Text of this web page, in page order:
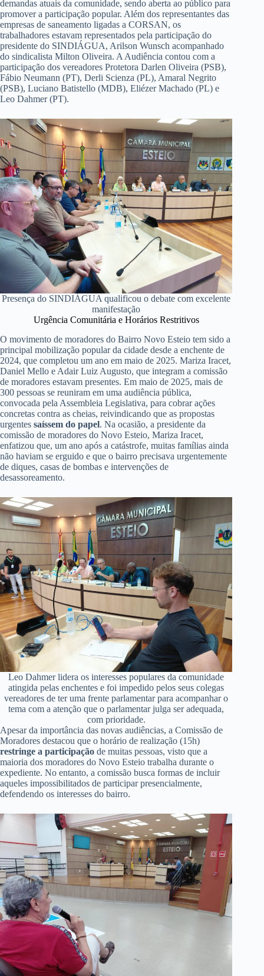
demandas atuais da comunidade, sendo aberta ao público para
promover a participação popular. Além dos representantes das
empresas de saneamento ligadas a CORSAN, os
trabalhadores estavam representados pela participação do
presidente do SINDIÁGUA, Arilson Wunsch acompanhado
do sindicalista Milton Oliveira. A Audiência contou com a
participação dos vereadores Protetora Darlen Oliveira (PSB),
Fábio Neumann (PT), Derli Scienza (PL), Amaral Negrito
(PSB), Luciano Batistello (MDB), Eliézer Machado (PL) e
Leo Dahmer (PT).
Presença do SINDIÁGUA qualificou o debate com excelente
manifestação
Urgência Comunitária e Horários Restritivos
O movimento de moradores do Bairro Novo Esteio tem sido a
principal mobilização popular da cidade desde a enchente de
2024, que completou um ano em maio de 2025. Mariza Iracet,
Daniel Mello e Adair Luiz Augusto, que integram a comissão
de moradores estavam presentes. Em maio de 2025, mais de
300 pessoas se reuniram em uma audiência pública,
convocada pela Assembleia Legislativa, para cobrar ações
concretas contra as cheias, reivindicando que as propostas
urgentes saíssem do papel. Na ocasião, a presidente da
comissão de moradores do Novo Esteio, Mariza Iracet,
enfatizou que, um ano após a catástrofe, muitas famílias ainda
não haviam se erguido e que o bairro precisava urgentemente
de diques, casas de bombas e intervenções de
desassoreamento.
Leo Dahmer lidera os interesses populares da comunidade
atingida pelas enchentes e foi impedido pelos seus colegas
vereadores de ter uma frente parlamentar para acompanhar o
tema com a atenção que o parlamentar julga ser adequada,
com prioridade.
Apesar da importância das novas audiências, a Comissão de
Moradores destacou que o horário de realização (15h)
restringe a participação de muitas pessoas, visto que a
maioria dos moradores do Novo Esteio trabalha durante o
expediente. No entanto, a comissão busca formas de incluir
aqueles impossibilitados de participar presencialmente,
defendendo os interesses do bairro.